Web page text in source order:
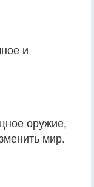
и
оружие,
мир.